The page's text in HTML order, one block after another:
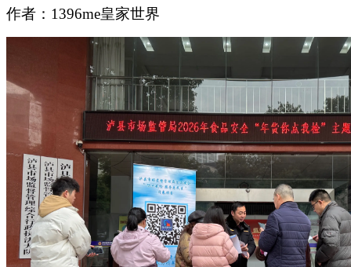
作者：1396me皇家世界